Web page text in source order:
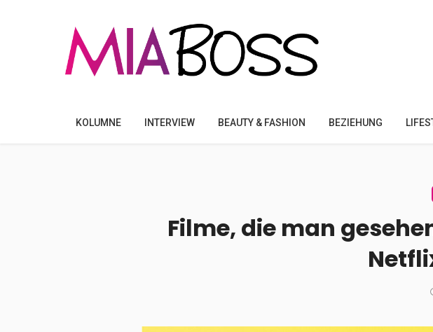
KOLUMNE INTERVIEW BEAUTY & FASHION BEZIEHUNG
Filme, die man